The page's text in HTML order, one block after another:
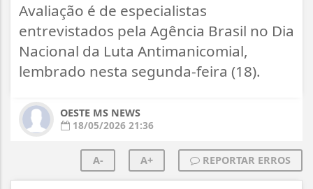
Avaliação é de especialistas
entrevistados pela Agência Brasil no Dia
Nacional da Luta Antimanicomial,
lembrado nesta segunda-feira (18).
OESTE MS NEWS
18/05/2026 21:36
A- A+ REPORTAR ERROS